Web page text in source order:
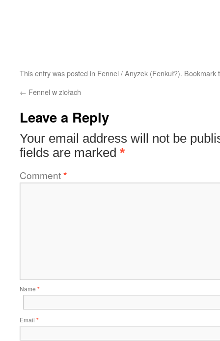
This entry was posted in Fennel / Anyzek (Fenkuł?). Bookmark
← Fennel w ziołach
Leave a Reply
Your email address will not be
fields are marked *
Comment*
Name *
Email *